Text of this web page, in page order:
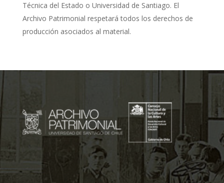
Técnica del Estado o Universidad de Santiago. El
Archivo Patrimonial respetará todos los derechos de
producción asociados al material.